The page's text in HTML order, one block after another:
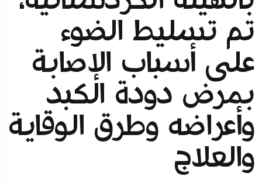
تم تسليط الضوء
على أسباب الإصابة
بمرض دودة الكبد
وأعراضه وطرق الوقاية
والعلاج